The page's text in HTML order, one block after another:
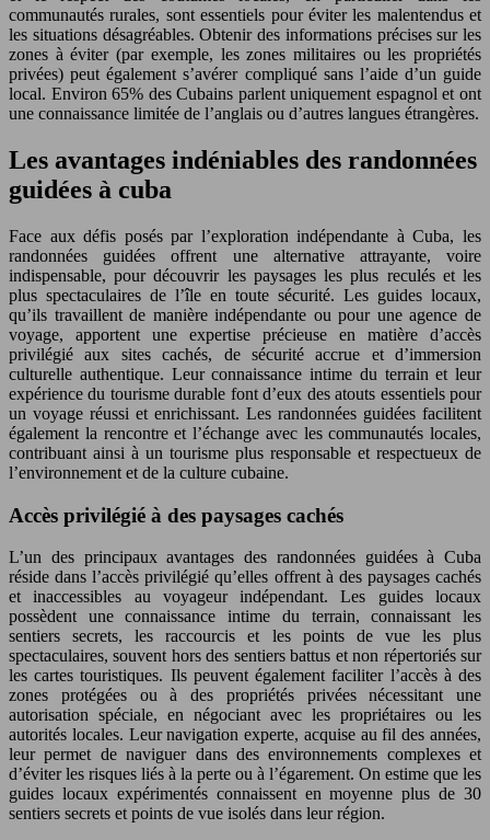
communautés rurales, sont essentiels pour éviter les malentendus et
les situations désagréables. Obtenir des informations précises sur les
zones à éviter (par exemple, les zones militaires ou les propriétés
privées) peut également s’avérer compliqué sans l’aide d’un guide
local. Environ 65% des Cubains parlent uniquement espagnol et ont
une connaissance limitée de l’anglais ou d’autres langues étrangères.
Les avantages indéniables des randonnées
guidées à cuba
Face aux défis posés par l’exploration indépendante à Cuba, les
randonnées guidées offrent une alternative attrayante, voire
indispensable, pour découvrir les paysages les plus reculés et les
plus spectaculaires de l’île en toute sécurité. Les guides locaux,
qu’ils travaillent de manière indépendante ou pour une agence de
voyage, apportent une expertise précieuse en matière d’accès
privilégié aux sites cachés, de sécurité accrue et d’immersion
culturelle authentique. Leur connaissance intime du terrain et leur
expérience du tourisme durable font d’eux des atouts essentiels pour
un voyage réussi et enrichissant. Les randonnées guidées facilitent
également la rencontre et l’échange avec les communautés locales,
contribuant ainsi à un tourisme plus responsable et respectueux de
l’environnement et de la culture cubaine.
Accès privilégié à des paysages cachés
L’un des principaux avantages des randonnées guidées à Cuba
réside dans l’accès privilégié qu’elles offrent à des paysages cachés
et inaccessibles au voyageur indépendant. Les guides locaux
possèdent une connaissance intime du terrain, connaissant les
sentiers secrets, les raccourcis et les points de vue les plus
spectaculaires, souvent hors des sentiers battus et non répertoriés sur
les cartes touristiques. Ils peuvent également faciliter l’accès à des
zones protégées ou à des propriétés privées nécessitant une
autorisation spéciale, en négociant avec les propriétaires ou les
autorités locales. Leur navigation experte, acquise au fil des années,
leur permet de naviguer dans des environnements complexes et
d’éviter les risques liés à la perte ou à l’égarement. On estime que les
guides locaux expérimentés connaissent en moyenne plus de 30
sentiers secrets et points de vue isolés dans leur région.